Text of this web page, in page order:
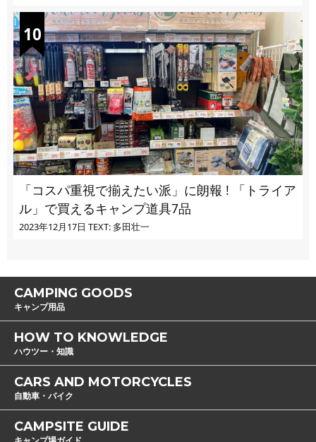
「コスパ重視で揃えたい派」に朗報 ! 「トライア
ル」で買えるキャンプ道具7品
2023年12月17日 TEXT: 多田壮一
CAMPING GOODS
キャンプ用品
HOW TO KNOWLEDGE
ハウツー・知識
CARS AND MOTORCYCLES
自動車・バイク
CAMPSITE GUIDE